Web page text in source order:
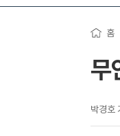
홈
무
박경호